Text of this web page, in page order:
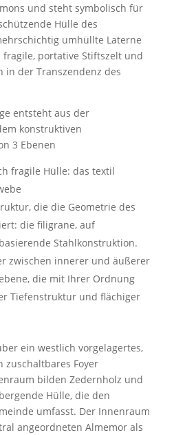
und steht symbolisch für
Hülle des
umhüllte Laterne
fragile, portative Stiftszelt und
in der Transzendenz des
entsteht aus der
konstruktiven
3 Ebenen
fragile Hülle: das textil
die die Geometrie des
die filigrane, auf
Stahlkonstruktion.
zwischen innerer und äußerer
die mit Ihrer Ordnung
Tiefenstruktur und flächiger
ein westlich vorgelagertes,
zuschaltbares Foyer
bilden Zedernholz und
Hülle, die den
umfasst. Der Innenraum
angeordneten Almemor als